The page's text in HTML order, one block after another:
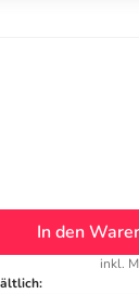
In den
inkl.